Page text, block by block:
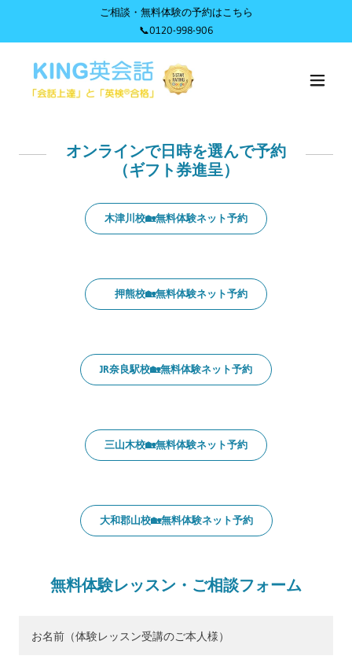
ご相談・無料体験の予約はこちら
📞0120-998-906
オンラインで日時を選んで予約
（ギフト券進呈）
木津川校🏡無料体験ネット予約
押熊校🏡無料体験ネット予約
JR奈良駅校🏡無料体験ネット予約
三山木校🏡無料体験ネット予約
大和郡山校🏡無料体験ネット予約
無料体験レッスン・ご相談フォーム
お名前（体験レッスン受講のご本人様）